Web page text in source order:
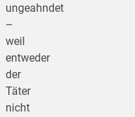
ungeahndet
–
weil
entweder
der
Täter
nicht